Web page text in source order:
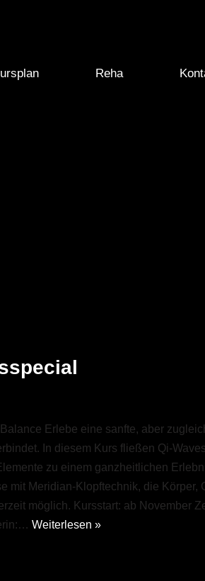
Reha
Erlebe eine sanfte, aber
In diesem Kurs fließen Qi-
zu einem ganzheitlichen
mit Meridian-Klopftechnik, die Körper,
möglich. Kursstart: ab November
Weiterlesen »